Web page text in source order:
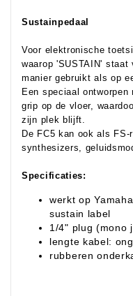
Sustainpedaal
Voor elektronische
waarop 'SUSTAIN'
manier gebruikt als op
Een speciaal
grip op de vloer,
zijn plek blijft.
De FC5 kan ook als
synthesizers,
Specificaties:
werkt op
sustain label
1/4" plug (mono
lengte kabel:
rubberen